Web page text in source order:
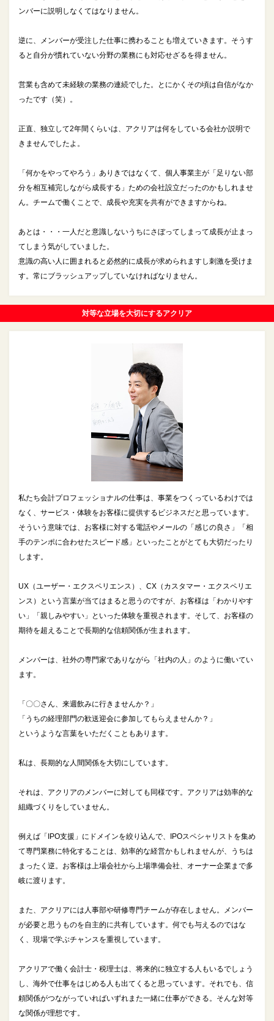
ンバーに説明しなくてはなりません。
逆に、メンバーが受注した仕事に携わることも増えていきます。そうす
ると自分が慣れていない分野の業務にも対応せざるを得ません。
営業も含めて未経験の業務の連続でした。とにかくその頃は自信がなか
ったです（笑）。
正直、独立して2年間くらいは、アクリアは何をしている会社か説明で
きませんでしたよ。
「何かをやってやろう」ありきではなくて、個人事業主が「足りない部
分を相互補完しながら成長する」ための会社設立だったのかもしれませ
ん。チームで働くことで、成長や充実を共有ができますからね。
あとは・・・一人だと意識しないうちにさぼってしまって成長が止まっ
てしまう気がしていました。
意識の高い人に囲まれると必然的に成長が求められますし刺激を受けま
す。常にブラッシュアップしていなければなりません。
対等な立場を大切にするアクリア
私たち会計プロフェッショナルの仕事は、事業をつくっているわけでは
なく、サービス・体験をお客様に提供するビジネスだと思っています。
そういう意味では、お客様に対する電話やメールの「感じの良さ」「相
手のテンポに合わせたスピード感」といったことがとても大切だったり
します。
UX（ユーザー・エクスペリエンス）、CX（カスタマー・エクスペリエ
ンス）という言葉が当てはまると思うのですが、お客様は「わかりやす
い」「親しみやすい」といった体験を重視されます。そして、お客様の
期待を超えることで長期的な信頼関係が生まれます。
メンバーは、社外の専門家でありながら「社内の人」のように働いてい
ます。
「〇〇さん、来週飲みに行きませんか？」
「うちの経理部門の歓送迎会に参加してもらえませんか？」
というような言葉をいただくこともあります。
私は、長期的な人間関係を大切にしています。
それは、アクリアのメンバーに対しても同様です。アクリアは効率的な
組織づくりをしていません。
例えば「IPO支援」にドメインを絞り込んで、IPOスペシャリストを集め
て専門業務に特化することは、効率的な経営かもしれませんが、うちは
まったく逆。お客様は上場会社から上場準備会社、オーナー企業まで多
岐に渡ります。
また、アクリアには人事部や研修専門チームが存在しません。メンバー
が必要と思うものを自主的に共有しています。何でも与えるのではな
く、現場で学ぶチャンスを重視しています。
アクリアで働く会計士・税理士は、将来的に独立する人もいるでしょう
し、海外で仕事をはじめる人も出てくると思っています。それでも、信
頼関係がつながっていればいずれまた一緒に仕事ができる。そんな対等
な関係が理想です。